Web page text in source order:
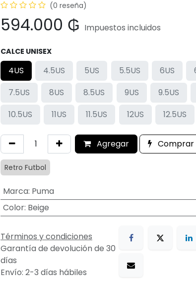
(0 reseña)
594.000 ₲ Impuestos incluidos
CALCE UNISEX
4US 4.5US 5US 5.5US 6US
7.5US
8US 8.5US 9US 9.5US
10.5US
11US 11.5US 12US 12.5US
Agregar Comprar
Retro Futbol
Marca: Puma
Color: Beige
Términos y condiciones
Garantía de devolución de 30
días
Envío: 2-3 días hábiles